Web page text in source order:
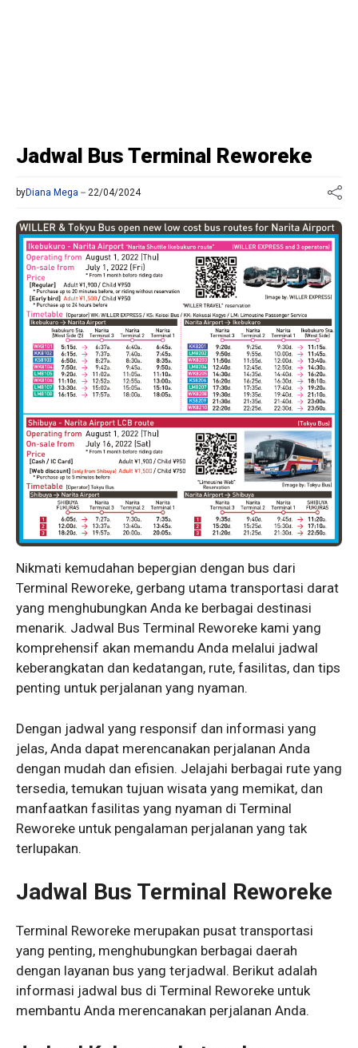
Jadwal Bus Terminal Reworeke
byDiana Mega 22/04/2024
Nikmati kemudahan bepergian dengan bus dari
Terminal Reworeke, gerbang utama transportasi darat
yang menghubungkan Anda ke berbagai destinasi
menarik. Jadwal Bus Terminal Reworeke kami yang
komprehensif akan memandu Anda melalui jadwal
keberangkatan dan kedatangan, rute, fasilitas, dan tips
penting untuk perjalanan yang nyaman.
Dengan jadwal yang responsif dan informasi yang
jelas, Anda dapat merencanakan perjalanan Anda
dengan mudah dan efisien. Jelajahi berbagai rute yang
tersedia, temukan tujuan wisata yang memikat, dan
manfaatkan fasilitas yang nyaman di Terminal
Reworeke untuk pengalaman perjalanan yang tak
terlupakan.
Jadwal Bus Terminal Reworeke
Terminal Reworeke merupakan pusat transportasi
yang penting, menghubungkan berbagai daerah
dengan layanan bus yang terjadwal. Berikut adalah
informasi jadwal bus di Terminal Reworeke untuk
membantu Anda merencanakan perjalanan Anda.